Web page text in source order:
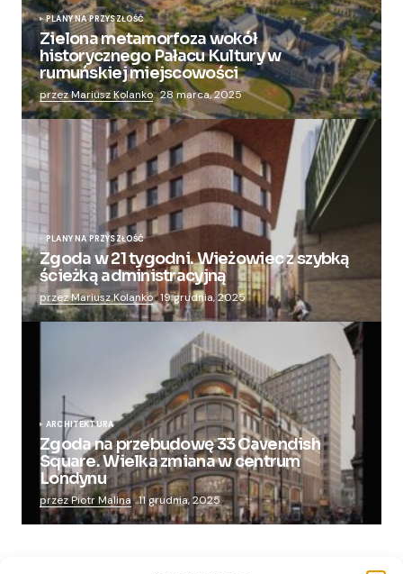
PLANY NA PRZYSZŁOŚĆ
Zielona metamorfoza wokół
historycznego Pałacu Kultury w
rumuńskiej miejscowości
przez Mariusz Kolanko 28 marca, 2025
PLANY NA PRZYSZŁOŚĆ
Zgoda w 21 tygodni. Wieżowiec z szybką
ścieżką administracyjną
przez Mariusz Kolanko 19 grudnia, 2025
ARCHITEKTURA
Zgoda na przebudowę 33 Cavendish
Square. Wielka zmiana w centrum
Londynu
przez Piotr Malina 11 grudnia, 2025